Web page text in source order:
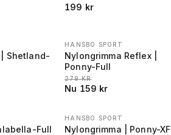
199 kr
| Shetland-
REA−43%
HANSBO SPORT
Nylongrimma Reflex |
Ponny-Full
LÄGSTA PRIS 30 DAGAR
279KR
Nu 159 kr
Full
HANSBO SPORT
Nylongrimma | Ponny-XF